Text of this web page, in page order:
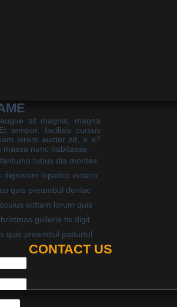
sit magnis, magna
tempor, facilisis cursus
lorem auctor sit, a a?
nunc habitasse.
tubus dia montes
dignissim lopatico vutario
quis preambul denlac
softam lorum quis
gulleria tix digit
quis preambul patturtul
CONTACT US